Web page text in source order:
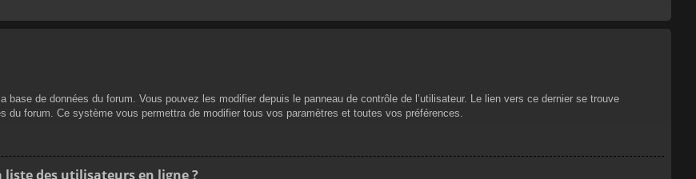
de données du forum. Vous pouvez les modifier depuis le panneau de contrôle de l’utilisateur. Le lien vers ce dernier se trouve
du forum. Ce système vous permettra de modifier tous vos paramètres et toutes vos préférences.
des utilisateurs en ligne ?